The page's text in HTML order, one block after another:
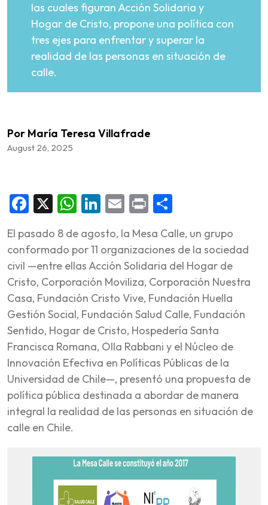
las cuales figuran Acción Solidaria y
Hogar de Cristo, propone una política con
tres ejes para enfrentar y superar la
realidad de las personas en situación de
calle.
Por María Teresa Villafrade
August 26, 2025
Facebook
X WhatsApp
LinkedIn
Email
Print
El pasado 8 de agosto, la Mesa Calle, un grupo
conformado por 11 organizaciones de la sociedad
civil —entre ellas Acción Solidaria del Hogar de
Cristo, Corporación Moviliza, Corporación Nuestra
Casa, Fundación Cristo Vive, Fundación Huella
Gestión Social, Fundación Salud Calle, Fundación
Sentido, Hogar de Cristo, Hospedería Santa
Francisca Romana, Olla Rabbani y el Núcleo de
Innovación Efectiva en Políticas Públicas de la
Universidad de Chile—, presentó una propuesta de
política pública destinada a abordar de manera
integral la realidad de las personas en situación de
calle en Chile.